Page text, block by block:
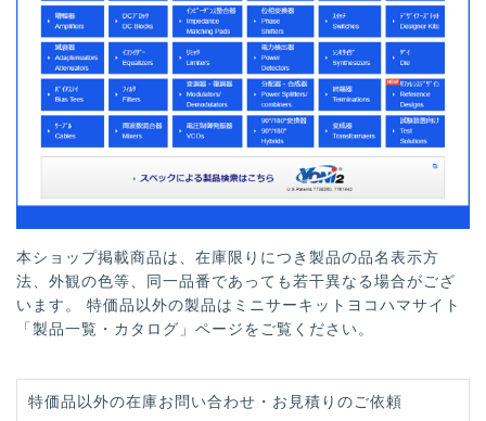
本ショップ掲載商品は、在庫限りにつき製品の品名表示方
法、外観の色等、同一品番であっても若干異なる場合がござ
います。 特価品以外の製品はミニサーキットヨコハマサイト
「製品一覧・カタログ」ページをご覧ください。
特価品以外の在庫お問い合わせ・お見積りのご依頼